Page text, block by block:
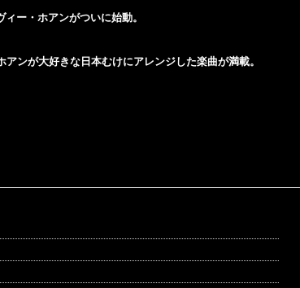
ー・ホアンがついに始動。
ンが大好きな日本むけにアレンジした楽曲が満載。